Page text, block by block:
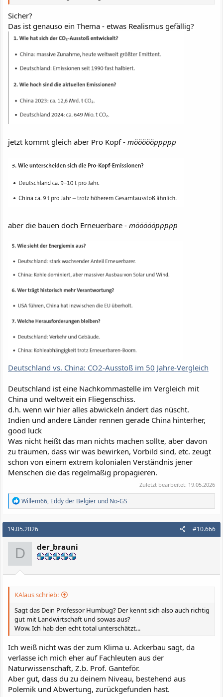
Sicher?
Das ist genauso ein Thema - etwas Realismus gefällig?
jetzt kommt gleich aber Pro Kopf - möööööppppp
aber die bauen doch Erneuerbare - möööööppppp
Deutschland vs. China: CO2-Ausstoß im 50 Jahre-Vergleich
Deutschland ist eine Nachkommastelle im Vergleich mit
China und weltweit ein Fliegenschiss.
d.h. wenn wir hier alles abwickeln ändert das nüscht.
Indien und andere Länder rennen gerade China hinterher,
good luck
Was nicht heißt das man nichts machen sollte, aber davon
zu träumen, dass wir was bewirken, Vorbild sind, etc. zeugt
schon von einem extrem kolonialen Verständnis jener
Menschen die das regelmäßig propagieren.
Zuletzt bearbeitet: 19.05.2026
R
e
a
k
t
i
o
n
e
n
Willem66, Eddy der Belgier und No-GS
19.05.2026 #10.666
D der_brauni
KAlaus schrieb:
Sagt das Dein Professor Humbug? Der kennt sich also auch richtig
gut mit Landwirtschaft und sowas aus?
Wow. Ich hab den echt total unterschätzt...
Ich weiß nicht was der zum Klima u. Ackerbau sagt, da
verlasse ich mich eher auf Fachleuten aus der
Naturwissenschaft, Z.b. Prof. Ganteför.
Aber gut, dass du zu deinem Niveau, bestehend aus
Polemik und Abwertung, zurückgefunden hast.